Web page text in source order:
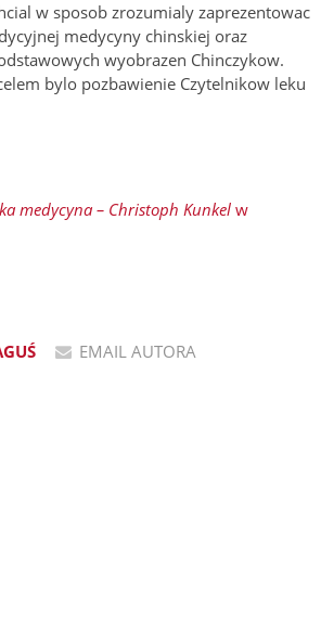
w sposob zrozumialy zaprezentowac
medycyny chinskiej oraz
wyobrazen Chinczykow.
bylo pozbawienie Czytelnikow leku
medycyna – Christoph Kunkelw
EMAIL AUTORA